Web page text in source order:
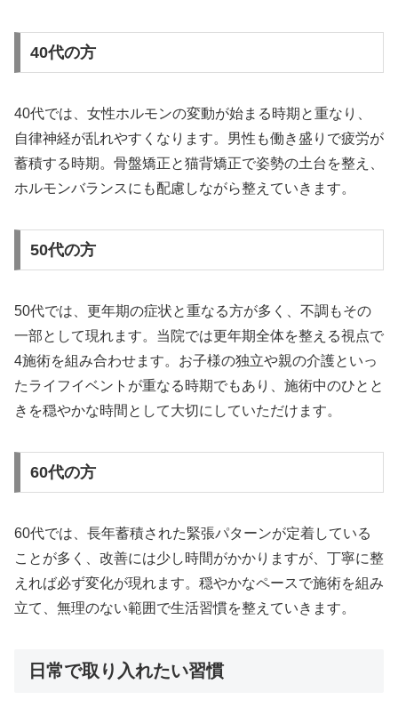
40代の方
40代では、女性ホルモンの変動が始まる時期と重なり、
自律神経が乱れやすくなります。男性も働き盛りで疲労が
蓄積する時期。骨盤矯正と猫背矯正で姿勢の土台を整え、
ホルモンバランスにも配慮しながら整えていきます。
50代の方
50代では、更年期の症状と重なる方が多く、不調もその
一部として現れます。当院では更年期全体を整える視点で
4施術を組み合わせます。お子様の独立や親の介護といっ
たライフイベントが重なる時期でもあり、施術中のひとと
きを穏やかな時間として大切にしていただけます。
60代の方
60代では、長年蓄積された緊張パターンが定着している
ことが多く、改善には少し時間がかかりますが、丁寧に整
えれば必ず変化が現れます。穏やかなペースで施術を組み
立て、無理のない範囲で生活習慣を整えていきます。
日常で取り入れたい習慣